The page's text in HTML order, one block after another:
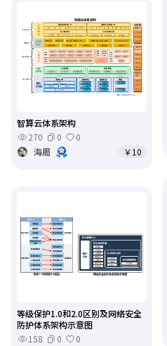
智算云体系架构
270
0
0
海周
￥10
等级保护1.0和2.0区别及网络安全
防护体系架构示意图
158
0
0